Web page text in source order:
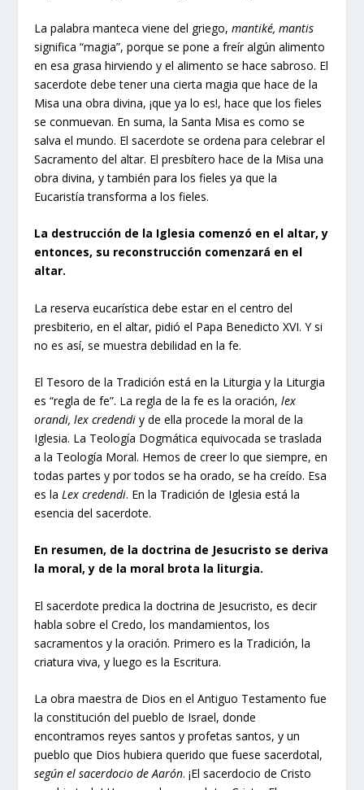
La palabra manteca viene del griego,mantiké, mantis
significa “magia”, porque se pone a freír algún alimento
en esa grasa hirviendo y el alimento se hace sabroso. El
sacerdote debe tener una cierta magia que hace de la
Misa una obra divina, ¡que ya lo es!, hace que los fieles
se conmuevan. En suma, la Santa Misa es como se
salva el mundo. El sacerdote se ordena para celebrar el
Sacramento del altar. El presbítero hace de la Misa una
obra divina, y también para los fieles ya que la
Eucaristía transforma a los fieles.
La destrucción de la Iglesia comenzó en el altar, y
entonces, su reconstrucción comenzará en el
altar.
La reserva eucarística debe estar en el centro del
presbiterio, en el altar, pidió el Papa Benedicto XVI. Y si
no es así, se muestra debilidad en la fe.
El Tesoro de la Tradición está en la Liturgia y la Liturgia
es “regla de fe”. La regla de la fe es la oración, lex
orandi, lex credendi y de ella procede la moral de la
Iglesia. La Teología Dogmática equivocada se traslada
a la Teología Moral. Hemos de creer lo que siempre, en
todas partes y por todos se ha orado, se ha creído. Esa
es laLex credendi. En la Tradición de Iglesia está la
esencia del sacerdote.
En resumen, de la doctrina de Jesucristo se deriva
la moral, y de la moral brota la liturgia.
El sacerdote predica la doctrina de Jesucristo, es decir
habla sobre el Credo, los mandamientos, los
sacramentos y la oración. Primero es la Tradición, la
criatura viva, y luego es la Escritura.
La obra maestra de Dios en el Antiguo Testamento fue
la constitución del pueblo de Israel, donde
encontramos reyes santos y profetas santos, y un
pueblo que Dios hubiera querido que fuese sacerdotal,
según el sacerdocio de Aarón. ¡El sacerdocio de Cristo